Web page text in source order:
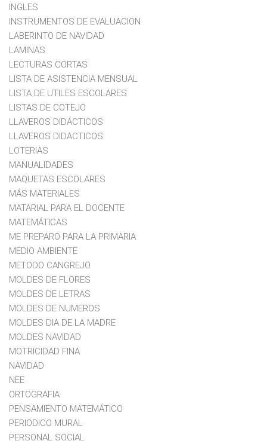
INGLES
INSTRUMENTOS DE EVALUACION
LABERINTO DE NAVIDAD
LAMINAS
LECTURAS CORTAS
LISTA DE ASISTENCIA MENSUAL
LISTA DE UTILES ESCOLARES
LISTAS DE COTEJO
LLAVEROS DIDÁCTICOS
LLAVEROS DIDACTICOS
LOTERIAS
MANUALIDADES
MAQUETAS ESCOLARES
MÁS MATERIALES
MATARIAL PARA EL DOCENTE
MATEMÁTICAS
ME PREPARO PARA LA PRIMARIA
MEDIO AMBIENTE
METODO CANGREJO
MOLDES DE FLORES
MOLDES DE LETRAS
MOLDES DE NUMEROS
MOLDES DIA DE LA MADRE
MOLDES NAVIDAD
MOTRICIDAD FINA
NAVIDAD
NEE
ORTOGRAFIA
PENSAMIENTO MATEMÁTICO
PERIODICO MURAL
PERSONAL SOCIAL